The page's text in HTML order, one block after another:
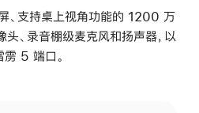
、支持桌上视角功能的 1200 万
、录音棚级麦克风和扬声器，以
雳 5 端口。